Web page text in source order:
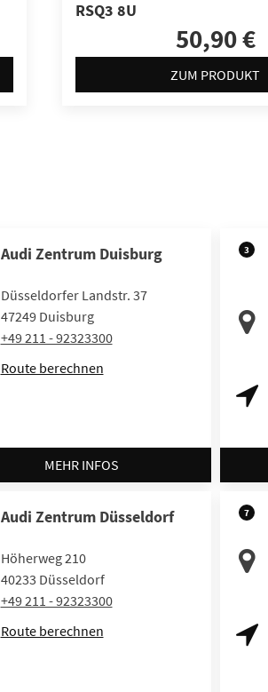
RSQ3 8U
50,90 €
ZUM PRODUKT
Audi Zentrum Duisburg
Düsseldorfer Landstr. 37
47249 Duisburg
+49 211 - 92323300
Route berechnen
MEHR INFOS
3
Audi Zentrum Düsseldorf
Höherweg 210
40233 Düsseldorf
+49 211 - 92323300
Route berechnen
7